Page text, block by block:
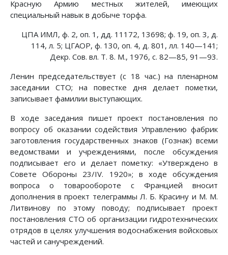
Красную Армию местных жителей, имеющих
специальный навык в добыче торфа.
ЦПА ИМЛ, ф. 2, оп. 1, дд. 11172, 13698; ф. 19, оп. 3, д.
114, л. 5; ЦГАОР, ф. 130, оп. 4, д. 801, лл. 140—141;
Декр. Сов. вл. Т. 8. М., 1976, с. 82—85, 91—93.
Ленин председательствует (с 18 час.) на пленарном
заседании СТО; на повестке дня делает пометки,
записывает фамилии выступающих.
В ходе заседания пишет проект постановления по
вопросу об оказании содействия Управлению фабрик
заготовления государственных знаков (Гознак) всеми
ведомствами и учреждениями, после обсуждения
подписывает его и делает пометку: «Утверждено в
Совете Обороны 23/IV. 1920»; в ходе обсуждения
вопроса о товарообороте с Францией вносит
дополнения в проект телеграммы Л. Б. Красину и М. М.
Литвинову по этому поводу; подписывает проект
постановления СТО об организации гидротехнических
отрядов в целях улучшения водоснабжения войсковых
частей и санучреждений.